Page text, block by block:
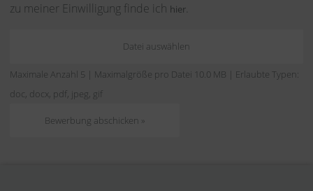
zu meiner Einwilligung finde ich hier.
Datei auswählen
Maximale Anzahl 5 | Maximalgröße pro Datei 10.0 MB | Erlaubte Typen:
doc, docx, pdf, jpeg, gif